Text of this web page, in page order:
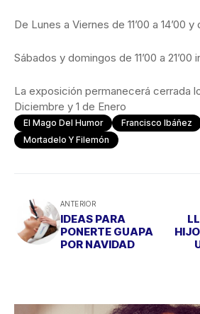
De Lunes a Viernes de 11’00 a 14’00 y
Sábados y domingos de 11’00 a
La exposición permanecerá cerrada
Diciembre y 1 de Enero
El Mago Del Humor Francisco Ibáñez
Mortadelo Y Filemón
ANTERIOR
IDEAS PARA
PONERTE GUAPA
POR NAVIDAD